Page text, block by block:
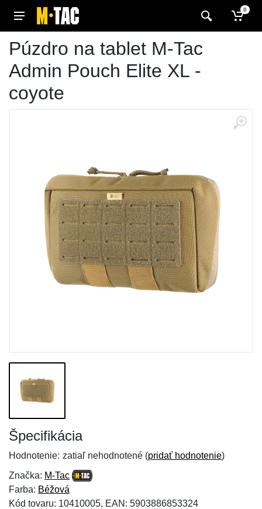
0
Púzdro na tablet M-Tac
Admin Pouch Elite XL -
coyote
Špecifikácia
Hodnotenie: zatiaľ nehodnotené (pridať hodnotenie)
Značka: M-Tac
Farba: Béžová
Kód tovaru: 10410005, EAN: 5903886853324